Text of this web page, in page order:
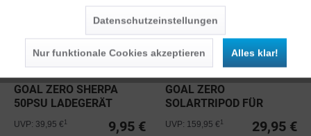
GOAL ZERO SHERPA
50PSU LADEGERÄT
9,95 €
UVP: 39,95 €
GOAL ZERO
SOLARTRIPOD FÜR
BOULDER 30
29,95 €
UVP: 159,95 €
Datenschutzeinstellungen
Nur funktionale Cookies akzeptieren Alles klar!